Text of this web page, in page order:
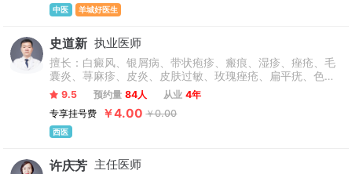
中医 羊城好医生
史道新 执业医师
擅长：白癜风、银屑病、带状疱疹、瘢痕、湿疹、痤疮、毛
囊炎、荨麻疹、皮炎、皮肤过敏、玫瑰痤疮、扁平疣、色素
斑、手足癣等皮肤病的诊疗方面有独特的见解和显著的成
效。能根据不同患者具体的病情症状，辨证施治。
9.5 预约量 84人 从业 4年
专享挂号费
￥4.00 ￥0.00
西医
许庆芳 主任医师